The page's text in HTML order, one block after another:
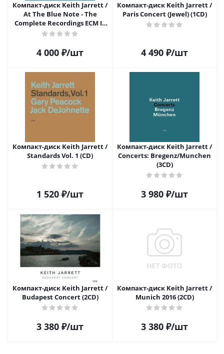
Компакт-диск Keith Jarrett /
At The Blue Note - The
Complete Recordings ECM III
(CD)
4 000 ₽/шт
Компакт-диск Keith Jarrett /
Paris Concert (Jewel) (1CD)
4 490 ₽/шт
Компакт-диск Keith Jarrett /
Standards Vol. 1 (CD)
1 520 ₽/шт
Компакт-диск Keith Jarrett /
Concerts: Bregenz/Munchen
(3CD)
3 980 ₽/шт
Компакт-диск Keith Jarrett /
Budapest Concert (2CD)
3 380 ₽/шт
Компакт-диск Keith Jarrett /
Munich 2016 (2CD)
3 380 ₽/шт